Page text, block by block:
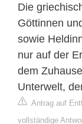
Die
Göttinnen
sowie
nur auf der
dem
Unterwelt,
Antrag auf
vollständige